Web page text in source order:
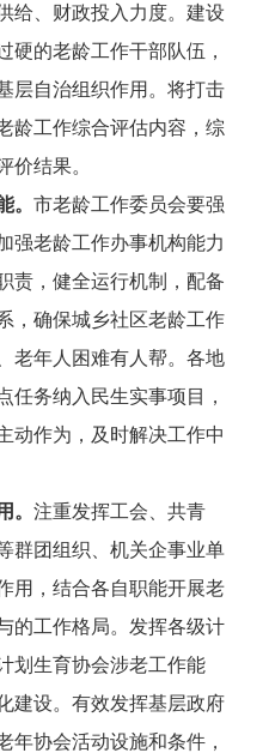
给、财政投入力度。建设
硬的老龄工作干部队伍，
层自治组织作用。 将打击
龄工作综合评估内容， 综
价结果。
。 市老龄工作委员会要强
强老龄工作办事机构能力
责，健全运行机制，配备
，确保城乡社区老龄工作
老年人困难有人帮。各地
任务纳入民生实事项目，
动作为，及时解决工作中
。 注重发挥工会、共青
群团组织、机关企事业单
用，结合各自职能开展老
的工作格局。发挥各级计
划生育协会涉老工作能
建设。有效发挥基层政府
年协会活动设施和条件，